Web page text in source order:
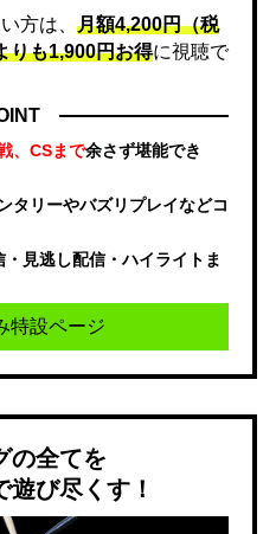
方は、 月額4,200円（税
りも1,900円お得に視聴で
、CSまで余さず堪能でき
タリーやバズリプレイなどコ
見逃し配信・ハイライトま
特設ページ
の全てを
遊び尽くす！